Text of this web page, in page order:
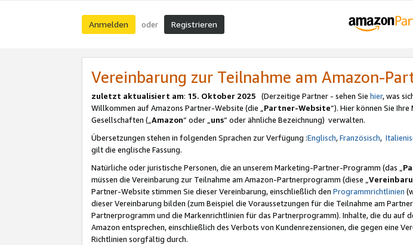
Anmelden oder Registrieren
Vereinbarung zur Teilnahme am Amazon-
zuletzt aktualisiert am: 15. Oktober 2025 (Derzeitige Partner - sehen Sie hier, was
Willkommen auf Amazons Partner-Website (die „Partner-Website“). Hier können Sie
Gesellschaften („Amazon“ oder „uns“ oder ähnliche Bezeichnung) verwalten.
Übersetzungen stehen in folgenden Sprachen zur Verfügung :Englisch,Französisch,
gilt die englische Fassung.
Natürliche oder juristische Personen, die an unserem Marketing-Partner-Programm (das „
müssen die Vereinbarung zur Teilnahme am Amazon-Partnerprogramm (diese „
Partner-Website stimmen Sie dieser Vereinbarung, einschließlich den Programmrichtlinien
dieser Vereinbarung bilden (zum Beispiel die Voraussetzungen für die Teilnahme am
Partnerprogramm und die Markenrichtlinien für das Partnerprogramm). Inhalte, die du auf
Amazon entsprechen, einschließlich des Verbots von Kundenrezensionen, die gegen eine
Richtlinien sorgfältig durch.